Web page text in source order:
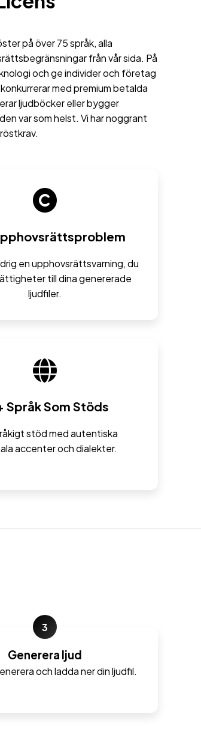
på över 75 språk, alla
från vår sida. På
och ge individer och företag
med premium betalda
ljudböcker eller bygger
var som helst. Vi har noggrant
en upphovsrättsvarning, du
till dina genererade
ljudfiler.
Språk Som Stöds
stöd med autentiska
accenter och dialekter.
3
Generera ljud
och ladda ner din ljudfil.